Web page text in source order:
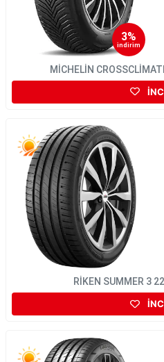
3%
indirim
MİCHELİN
RİKEN SUMMER 3